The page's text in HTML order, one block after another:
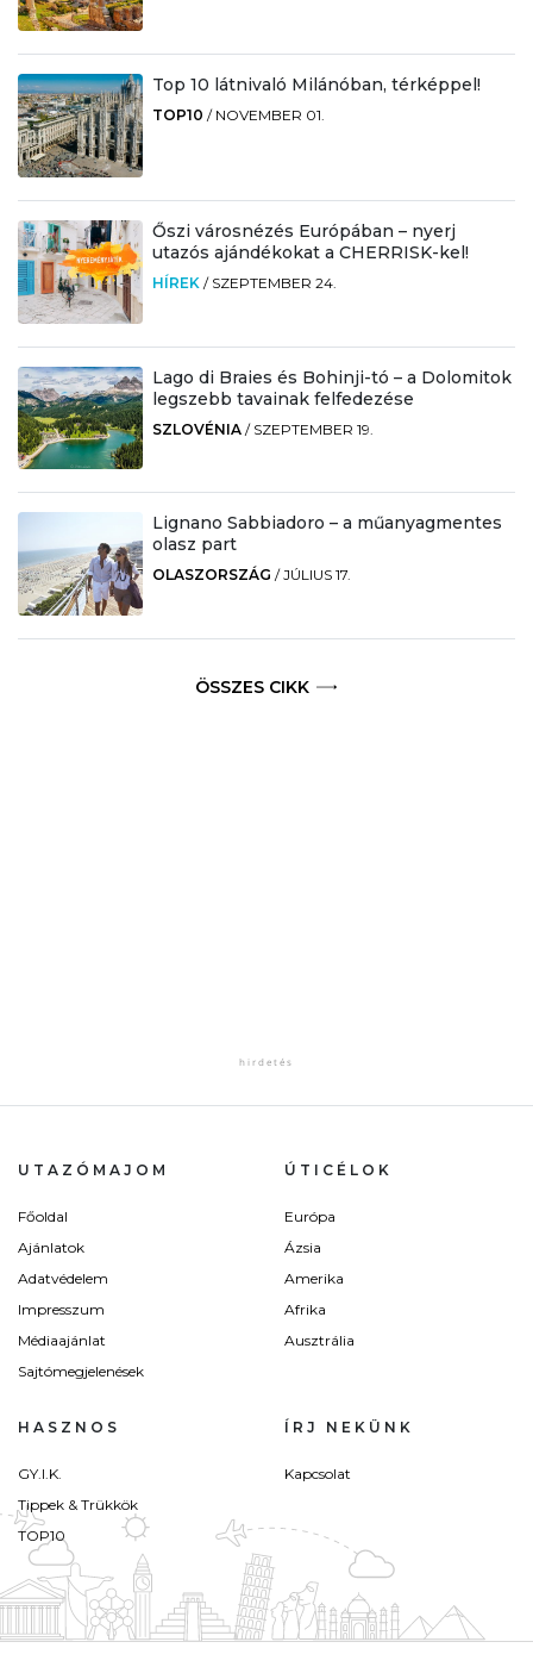
Top 10 látnivaló Milánóban, térképpel!
TOP10 / NOVEMBER 01.
Őszi városnézés Európában – nyerj
utazós ajándékokat a CHERRISK-kel!
HÍREK / SZEPTEMBER 24.
Lago di Braies és Bohinji-tó – a Dolomitok
legszebb tavainak felfedezése
SZLOVÉNIA / SZEPTEMBER 19.
Lignano Sabbiadoro – a műanyagmentes
olasz part
OLASZORSZÁG /JÚLIUS 17.
ÖSSZES CIKK
UTAZÓMAJOM
Főoldal
Ajánlatok
Adatvédelem
Impresszum
Médiaajánlat
Sajtómegjelenések
ÚTICÉLOK
Európa
Ázsia
Amerika
Afrika
Ausztrália
HASZNOS
GY.I.K.
Tippek & Trükkök
TOP10
ÍRJ NEKÜNK
Kapcsolat